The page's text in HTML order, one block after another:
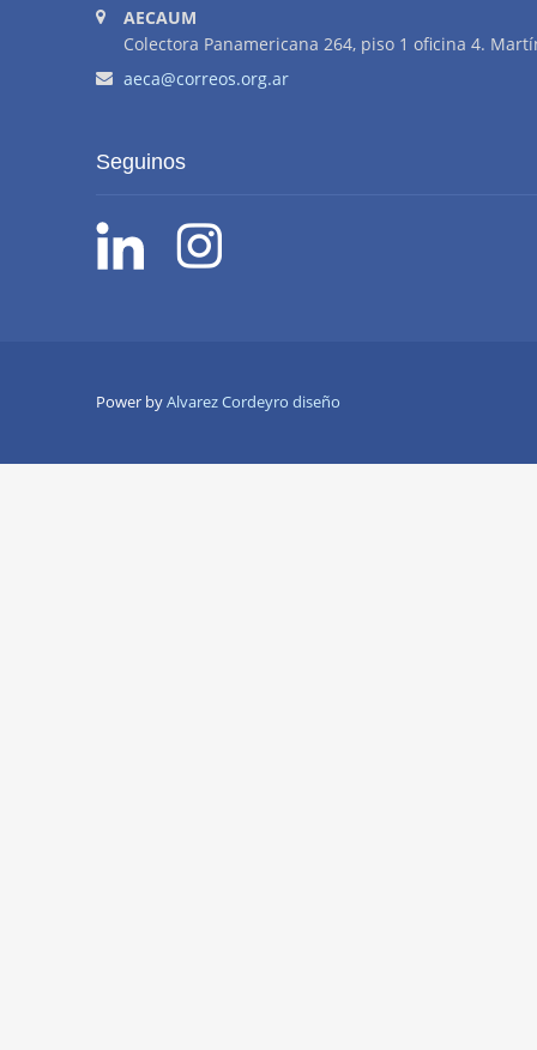
AECAUM
Colectora Panamericana 264, piso 1 oficina 4.
aeca@correos.org.ar
Seguinos
Power byAlvarez Cordeyro diseño